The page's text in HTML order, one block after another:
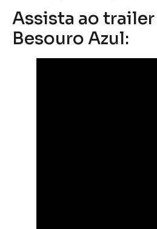
Assista ao
Besouro Azul: